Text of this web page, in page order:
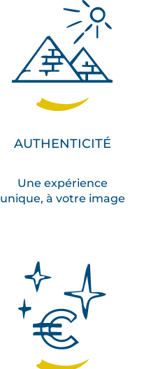
AUTHENTICITÉ
Une expérience
unique, à votre image